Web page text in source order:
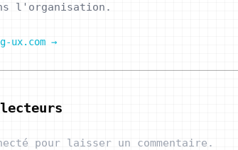
l'organisation.
→
pour laisser un commentaire.